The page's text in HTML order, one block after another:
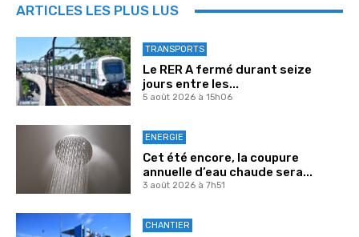
ARTICLES LES PLUS LUS
TRANSPORTS
Le RER A fermé durant seize
jours entre les...
5 août 2026 à 15h06
ENERGIE
Cet été encore, la coupure
annuelle d’eau chaude sera...
3 août 2026 à 7h51
CHANTIER